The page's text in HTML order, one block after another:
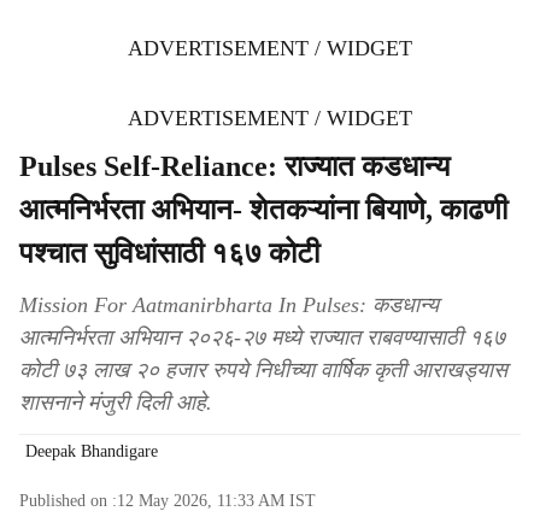
ADVERTISEMENT / WIDGET
ADVERTISEMENT / WIDGET
Pulses Self-Reliance: राज्यात कडधान्य
आत्मनिर्भरता अभियान- शेतकऱ्यांना बियाणे, काढणी
पश्चात सुविधांसाठी १६७ कोटी
Mission For Aatmanirbharta In Pulses: कडधान्य
आत्मनिर्भरता अभियान २०२६-२७ मध्ये राज्यात राबवण्यासाठी १६७
कोटी ७३ लाख २० हजार रुपये निधीच्या वार्षिक कृती आराखड्यास
शासनाने मंजुरी दिली आहे.
Deepak Bhandigare
Published on :12 May 2026, 11:33 AM IST